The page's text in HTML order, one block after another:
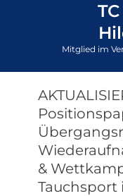
Mitglied im
&
Tauchsport